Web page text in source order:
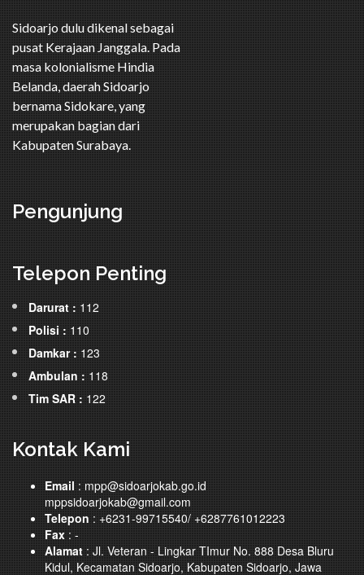
Sidoarjo dulu dikenal sebagai
pusat Kerajaan Janggala. Pada
masa kolonialisme Hindia
Belanda, daerah Sidoarjo
bernama Sidokare, yang
merupakan bagian dari
Kabupaten Surabaya.
Pengunjung
Telepon Penting
Darurat : 112
Polisi : 110
Damkar : 123
Ambulan : 118
Tim SAR : 122
Kontak Kami
Email : mpp@sidoarjokab.go.id
mppsidoarjokab@gmail.com
Telepon : +6231-99715540/ +6287761012223
Fax : -
Alamat : Jl. Veteran - Lingkar TImur No. 888 Desa Bluru
Kidul, Kecamatan Sidoarjo, Kabupaten Sidoarjo, Jawa